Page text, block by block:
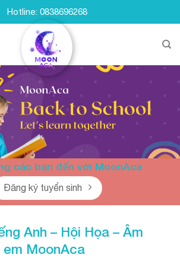
Hotline: 0838696268
các bạn đến với MoonAca
Đăng ký tuyển sinh
Anh – Hội Họa – Âm
MoonAca